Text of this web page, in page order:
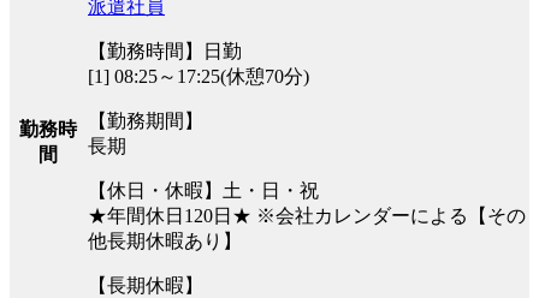
勤務時
間
派遣社員
【勤務時間】日勤
[1] 08:25～17:25(休憩70分)
【勤務期間】
長期
【休日・休暇】土・日・祝
★年間休日120日★ ※会社カレンダーによる【その
他長期休暇あり】
【長期休暇】